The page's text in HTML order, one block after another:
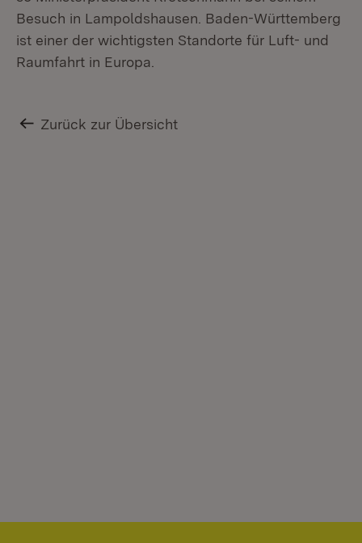
Besuch in Lampoldshausen. Baden-Württemberg
ist einer der wichtigsten Standorte für Luft- und
Raumfahrt in Europa.
Zurück zur Übersicht